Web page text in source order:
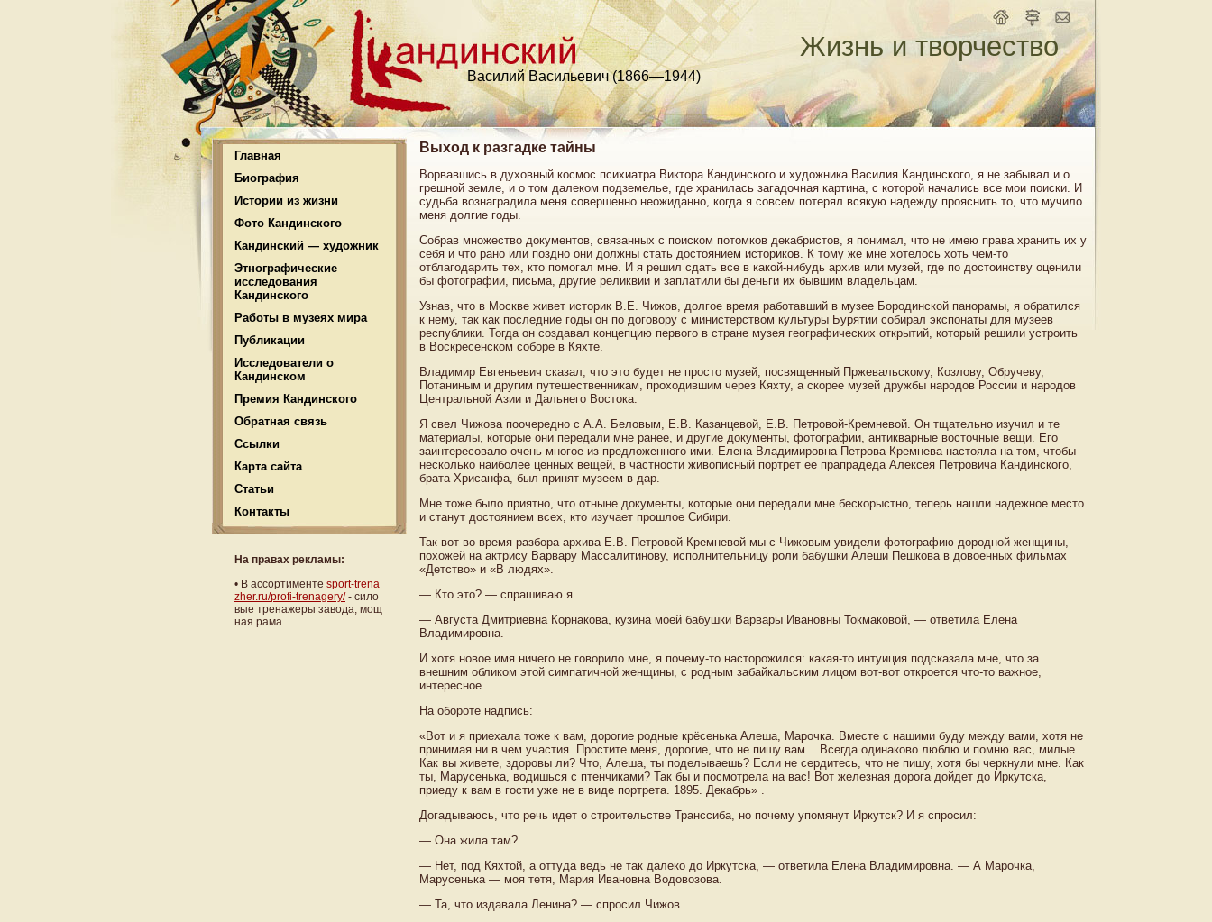
Василий Васильевич (1866—1944)
Жизнь и творчество
Главная
Биография
Истории из жизни
Фото Кандинского
Кандинский — художник
Этнографические
исследования
Кандинского
Работы в музеях мира
Публикации
Исследователи о
Кандинском
Премия Кандинского
Обратная связь
Ссылки
Карта сайта
Статьи
Контакты
На правах рекламы:
• В ассортименте sport-trena
zher.ru/profi-trenagery/- сило
вые тренажеры завода, мощ
ная рама.
Выход к разгадке тайны
Ворвавшись в духовный космос психиатра Виктора Кандинского и художника Василия Кандинского, я не забывал и о
грешной земле, и о том далеком подземелье, где хранилась загадочная картина, с которой начались все мои поиски. И
судьба вознаградила меня совершенно неожиданно, когда я совсем потерял всякую надежду прояснить то, что мучило
меня долгие годы.
Собрав множество документов, связанных с поиском потомков декабристов, я понимал, что не имею права хранить их у
себя и что рано или поздно они должны стать достоянием историков. К тому же мне хотелось хоть чем-то
отблагодарить тех, кто помогал мне. И я решил сдать все в какой-нибудь архив или музей, где по достоинству оценили
бы фотографии, письма, другие реликвии и заплатили бы деньги их бывшим владельцам.
Узнав, что в Москве живет историк В.Е. Чижов, долгое время работавший в музее Бородинской панорамы, я обратился
к нему, так как последние годы он по договору с министерством культуры Бурятии собирал экспонаты для музеев
республики. Тогда он создавал концепцию первого в стране музея географических открытий, который решили устроить
в Воскресенском соборе в Кяхте.
Владимир Евгеньевич сказал, что это будет не просто музей, посвященный Пржевальскому, Козлову, Обручеву,
Потаниным и другим путешественникам, проходившим через Кяхту, а скорее музей дружбы народов России и народов
Центральной Азии и Дальнего Востока.
Я свел Чижова поочередно с А.А. Беловым, Е.В. Казанцевой, Е.В. Петровой-Кремневой. Он тщательно изучил и те
материалы, которые они передали мне ранее, и другие документы, фотографии, антикварные восточные вещи. Его
заинтересовало очень многое из предложенного ими. Елена Владимировна Петрова-Кремнева настояла на том, чтобы
несколько наиболее ценных вещей, в частности живописный портрет ее прапрадеда Алексея Петровича Кандинского,
брата Хрисанфа, был принят музеем в дар.
Мне тоже было приятно, что отныне документы, которые они передали мне бескорыстно, теперь нашли надежное место
и станут достоянием всех, кто изучает прошлое Сибири.
Так вот во время разбора архива Е.В. Петровой-Кремневой мы с Чижовым увидели фотографию дородной женщины,
похожей на актрису Варвару Массалитинову, исполнительницу роли бабушки Алеши Пешкова в довоенных фильмах
«Детство» и «В людях».
— Кто это? — спрашиваю я.
— Августа Дмитриевна Корнакова, кузина моей бабушки Варвары Ивановны Токмаковой, — ответила Елена
Владимировна.
И хотя новое имя ничего не говорило мне, я почему-то насторожился: какая-то интуиция подсказала мне, что за
внешним обликом этой симпатичной женщины, с родным забайкальским лицом вот-вот откроется что-то важное,
интересное.
На обороте надпись:
«Вот и я приехала тоже к вам, дорогие родные крёсенька Алеша, Марочка. Вместе с нашими буду между вами, хотя не
принимая ни в чем участия. Простите меня, дорогие, что не пишу вам... Всегда одинаково люблю и помню вас, милые.
Как вы живете, здоровы ли? Что, Алеша, ты поделываешь? Если не сердитесь, что не пишу, хотя бы черкнули мне. Как
ты, Марусенька, водишься с птенчиками? Так бы и посмотрела на вас! Вот железная дорога дойдет до Иркутска,
приеду к вам в гости уже не в виде портрета. 1895. Декабрь» .
Догадываюсь, что речь идет о строительстве Транссиба, но почему упомянут Иркутск? И я спросил:
— Она жила там?
— Нет, под Кяхтой, а оттуда ведь не так далеко до Иркутска, — ответила Елена Владимировна. — А Марочка,
Марусенька — моя тетя, Мария Ивановна Водовозова.
— Та, что издавала Ленина? — спросил Чижов.